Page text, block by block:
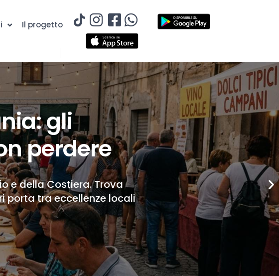
Il progetto
gli
perdere
e della Costiera. Trova
porta tra eccellenze locali